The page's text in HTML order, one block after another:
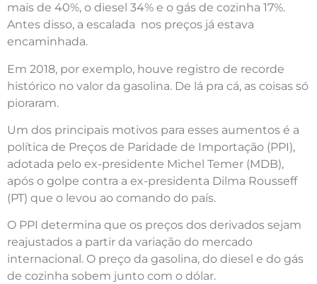
mais de 40%, o diesel 34% e o gás de cozinha 17%.
Antes disso, a escalada nos preços já estava
encaminhada.
Em 2018, por exemplo, houve registro de recorde
histórico no valor da gasolina. De lá pra cá, as coisas só
pioraram.
Um dos principais motivos para esses aumentos é a
política de Preços de Paridade de Importação (PPI),
adotada pelo ex-presidente Michel Temer (MDB),
após o golpe contra a ex-presidenta Dilma Rousseff
(PT) que o levou ao comando do país.
O PPI determina que os preços dos derivados sejam
reajustados a partir da variação do mercado
internacional. O preço da gasolina, do diesel e do gás
de cozinha sobem junto com o dólar.